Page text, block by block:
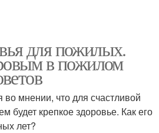
для пожилых.
в пожилом
мнении, что для счастливой
будет крепкое здоровье. Как его
лет?